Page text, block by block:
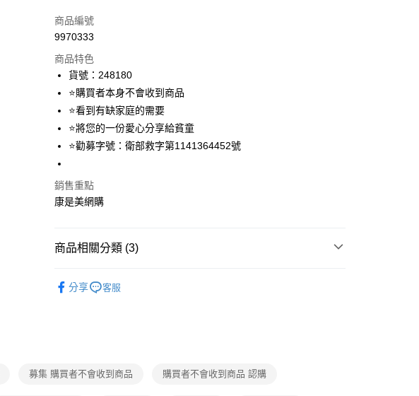
LINE Pay
Apple Pay
街口支付
悠遊付
Google Pay
運送方式
商品編號
9970333
商品特色
貨號：248180
⭐購買者本身不會收到商品
⭐看到有缺家庭的需要
⭐將您的一份愛心分享給貧童
⭐勸募字號：衛部救字第1141364452號
銷售重點
康是美網購
商品相關分類 (3)
分享 客服
募集 購買者不會收到商品 購買者不會收到商品 認購